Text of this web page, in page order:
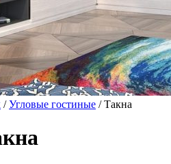
/Угловые гостиные / Такна